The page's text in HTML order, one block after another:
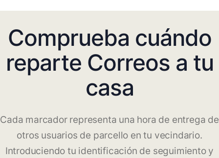
Comprueba cuándo
reparte Correos a tu
casa
Cada marcador representa una hora de entrega de
otros usuarios de parcello en tu vecindario.
Introduciendo tu identificación de seguimiento y